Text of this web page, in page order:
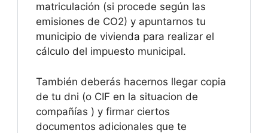
matriculación (si procede según las
emisiones de CO2) y apuntarnos tu
municipio de vivienda para realizar el
cálculo del impuesto municipal.
También deberás hacernos llegar copia
de tu dni (o CIF en la situacion de
compañías ) y firmar ciertos
documentos adicionales que te